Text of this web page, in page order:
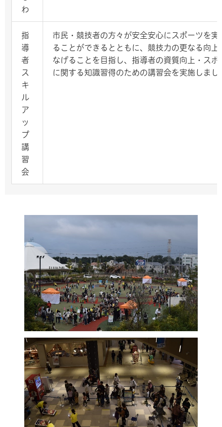
わ
指
導
者
ス
キ
ル
ア
ッ
プ
講
習
会
市民・競技者の方々が安全安心にスポーツを実
ることができるとともに、競技力の更なる向上
なげることを目指し、指導者の資質向上・スポ
に関する知識習得のための講習会を実施しまし